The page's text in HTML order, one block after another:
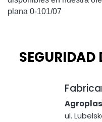
plana 0-101/07
SEGURIDAD
ul.